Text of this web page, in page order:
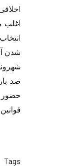
شدن
صد
حضور
Tags